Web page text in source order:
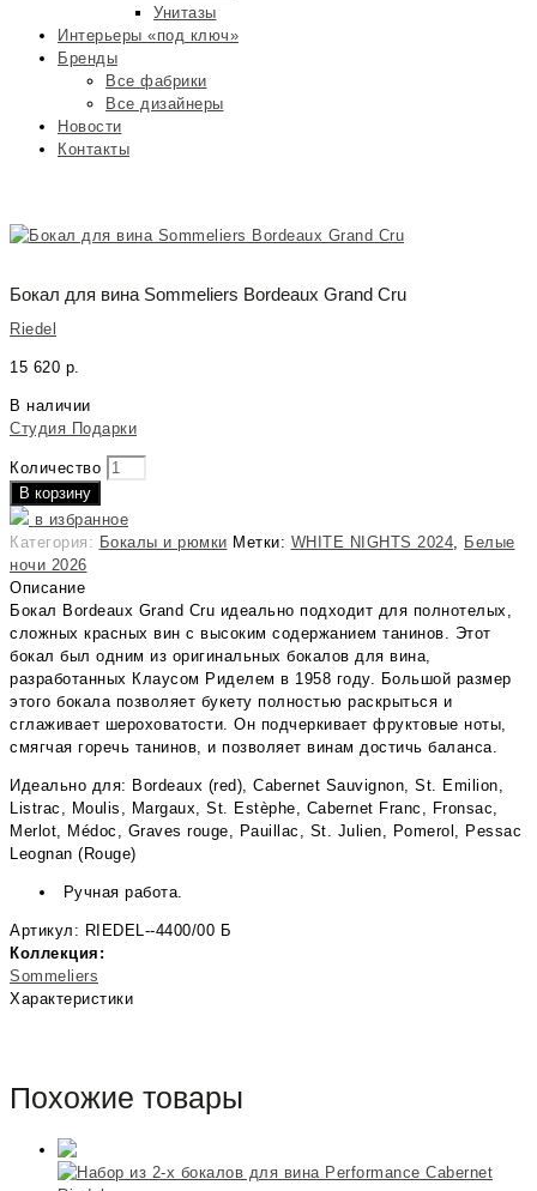
Унитазы
Интерьеры «под ключ»
Бренды
Все фабрики
Все дизайнеры
Новости
Контакты
Бокал для вина Sommeliers Bordeaux Grand Cru
Riedel
15 620 р.
В наличии
Студия Подарки
Количество
В корзину
в избранное
Категория: Бокалы и рюмки Метки: WHITE NIGHTS 2024, Белые
ночи 2026
Описание
Бокал Bordeaux Grand Cru идеально подходит для полнотелых,
сложных красных вин с высоким содержанием танинов. Этот
бокал был одним из оригинальных бокалов для вина,
разработанных Клаусом Риделем в 1958 году. Большой размер
этого бокала позволяет букету полностью раскрыться и
сглаживает шероховатости. Он подчеркивает фруктовые ноты,
смягчая горечь танинов, и позволяет винам достичь баланса.
Идеально для: Bordeaux (red), Cabernet Sauvignon, St. Emilion,
Listrac, Moulis, Margaux, St. Estèphe, Cabernet Franc, Fronsac,
Merlot, Médoc, Graves rouge, Pauillac, St. Julien, Pomerol, Pessac
Leognan (Rouge)
Ручная работа.
Артикул: RIEDEL--4400/00 Б
Коллекция:
Sommeliers
Характеристики
Похожие товары